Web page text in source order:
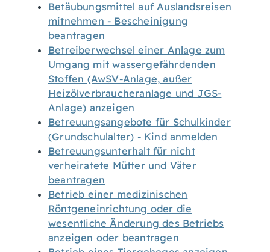
Betäubungsmittel auf Auslandsreisen
mitnehmen - Bescheinigung
beantragen
Betreiberwechsel einer Anlage zum
Umgang mit wassergefährdenden
Stoffen (AwSV-Anlage, außer
Heizölverbraucheranlage und JGS-
Anlage) anzeigen
Betreuungsangebote für Schulkinder
(Grundschulalter) - Kind anmelden
Betreuungsunterhalt für nicht
verheiratete Mütter und Väter
beantragen
Betrieb einer medizinischen
Röntgeneinrichtung oder die
wesentliche Änderung des Betriebs
anzeigen oder beantragen